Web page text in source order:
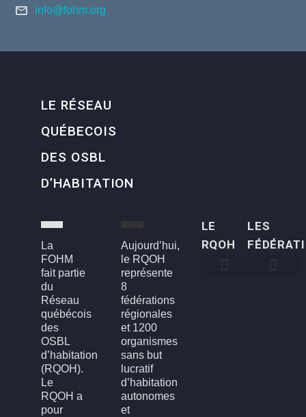
info@fohm.org
LE RÉSEAU
QUÉBECOIS
DES OSBL
D’HABITATION
La
FOHM
fait partie
du
Réseau
québécois
des
OSBL
d’habitation
(RQOH).
Le
RQOH a
pour
Aujourd’hui,
le RQOH
représente
8
fédérations
régionales
et 1200
organismes
sans but
lucratif
d’habitation
autonomes
et
LE
RQOH
LES